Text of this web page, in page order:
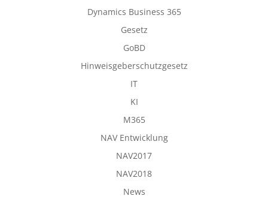
Dynamics Business 365
Gesetz
GoBD
Hinweisgeberschutzgesetz
IT
KI
M365
NAV Entwicklung
NAV2017
NAV2018
News